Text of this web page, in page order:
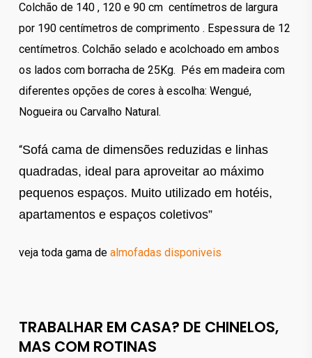
Colchão de 140 , 120 e 90 cm centímetros de largura
por 190 centímetros de comprimento . Espessura de 12
centímetros. Colchão selado e acolchoado em ambos
os lados com borracha de 25Kg. Pés em madeira com
diferentes opções de cores à escolha: Wengué,
Nogueira ou Carvalho Natural.
“Sofá cama de dimensões reduzidas e linhas
quadradas, ideal para aproveitar ao máximo
pequenos espaços. Muito utilizado em hotéis,
apartamentos e espaços coletivos”
veja toda gama dealmofadas disponiveis
TRABALHAR EM CASA? DE CHINELOS,
MAS COM ROTINAS